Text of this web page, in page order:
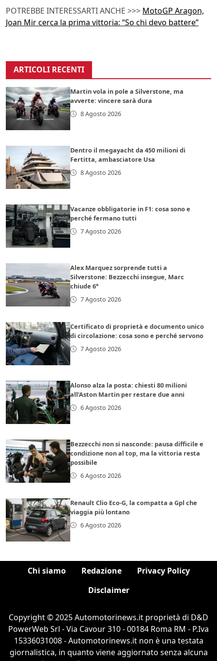
POTREBBE INTERESSARTI ANCHE >>> MotoGP Aragon,
Joan Mir cerca la prima vittoria: “So chi devo battere”
ARTICOLI RECENTI
Martin vola in pole a Silverstone, ma
avverte: vincere sarà dura
8 Agosto 2026
Dentro il megayacht da 450 milioni di
Fertitta, ambasciatore Usa
8 Agosto 2026
Vacanze obbligatorie in F1: cosa sono e
perché fermano tutti
7 Agosto 2026
Alex Marquez sorprende tutti a
Silverstone: Bezzecchi insegue, Marc
chiude 6°
7 Agosto 2026
Certificato di proprietà e documento unico
di circolazione: cosa sono e perché servono
7 Agosto 2026
Alonso alza la posta: chiesti 80 milioni
all’Aston Martin per restare due anni
6 Agosto 2026
Bezzecchi non si nasconde: pausa difficile e
condizione non al top, ma la vittoria resta
possibile
6 Agosto 2026
Renault Clio Eco-G, la compatta a Gpl che
viaggia più lontano
6 Agosto 2026
Chi siamo Redazione
Privacy Policy
Disclaimer
Copyright © 2025 Automotorinews.it proprietà di D&D
PowerWeb Srl - Via Cavour 310 - 00184 Roma RM - P.Iva
15336031008 - Automotorinews.it non è una testata
giornalistica, in quanto viene aggiornato senza alcuna